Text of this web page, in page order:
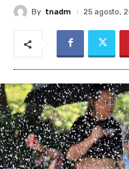
By tnadm 25 agosto,